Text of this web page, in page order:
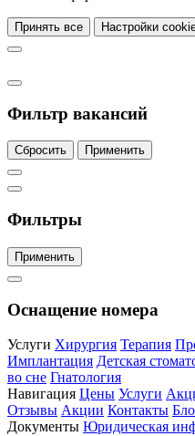
Принять все Настройки
Фильтр вакансий
Сбросить Применить
Фильтры
Применить
Оснащение номера
Услуги Хирургия Терапия
Имплантация Детская
во сне Гнатология
Навигация Цены Услуги
Отзывы Акции Контакты
Документы Юридическая